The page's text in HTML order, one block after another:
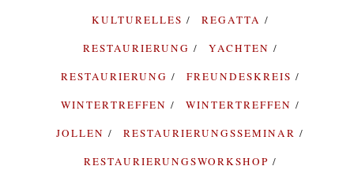
KULTURELLES
REGATTA
RESTAURIERUNG
YACHTEN
RESTAURIERUNG
FREUNDESKREIS
WINTERTREFFEN
WINTERTREFFEN
JOLLEN
RESTAURIERUNGSSEMINAR
RESTAURIERUNGSWORKSHOP